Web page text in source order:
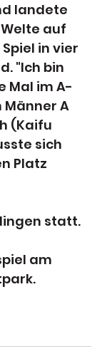
landete
auf
in vier
"Ich bin
Mal im A-
Männer A
(Kaifu
sich
Platz
statt.
am